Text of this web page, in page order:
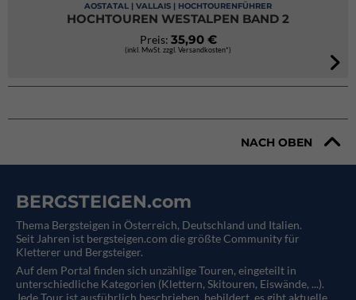
AOSTATAL | VALLAIS | HOCHTOURENFÜHRER
HOCHTOUREN WESTALPEN BAND 2
Preis: 35,90 €
(inkl. MwSt. zzgl. Versandkosten*)
NACH OBEN
BERGSTEIGEN.com
Thema Bergsteigen in Österreich, Deutschland und Italien.
Seit Jahren ist bergsteigen.com die größte Community für
Kletterer und Bergsteiger.
Auf dem Portal finden sich unzählige Touren, eingeteilt in
unterschiedliche Kategorien (Klettern, Skitouren, Eiswände, ...).
Jede Tour ist ausführlich beschrieben, bebildert, es gibt aktuelle